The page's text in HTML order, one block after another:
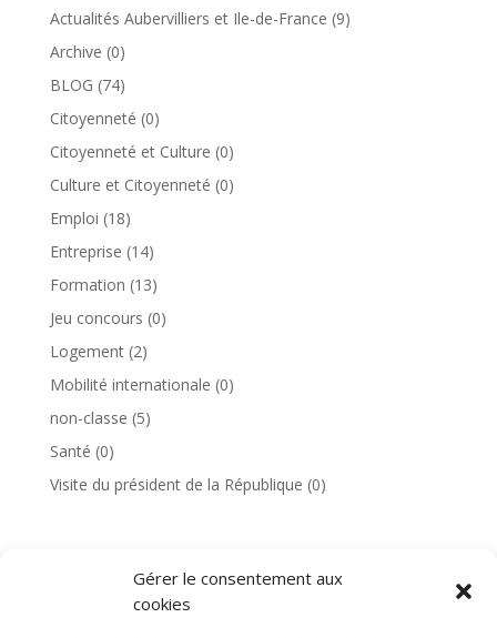
Gérer le consentement aux
cookies
Actualités Aubervilliers et Ile-de-France (9)
Archive (0)
BLOG (74)
Citoyenneté (0)
Citoyenneté et Culture (0)
Culture et Citoyenneté (0)
Emploi (18)
Entreprise (14)
Formation (13)
Jeu concours (0)
Logement(2)
Mobilité internationale (0)
non-classe (5)
Santé (0)
Visite du président de la République (0)